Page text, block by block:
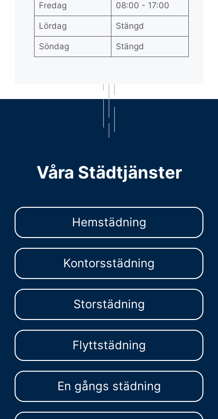
Fredag 08:00 - 17:00
Lördag Stängd
Söndag Stängd
Våra Städtjänster
Hemstädning
Kontorsstädning
Storstädning
Flyttstädning
En gångs städning